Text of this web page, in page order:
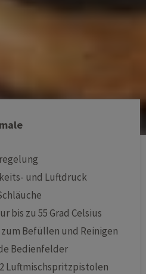
und Luftdruck
bis zu 55 Grad Celsius
Befüllen und Reinigen
Bedienfelder
Luftmischspritzpistolen